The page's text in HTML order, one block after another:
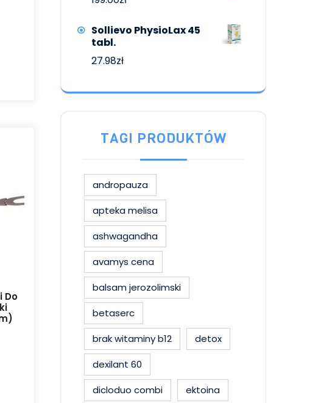
Do
Sollievo PhysioLax 45
tabl.
27.98zł
TAGI PRODUKTÓW
andropauza
apteka melisa
ashwagandha
avamys cena
balsam jerozolimski
betaserc
brak witaminy b12
detox
dexilant 60
dicloduo combi
ektoina